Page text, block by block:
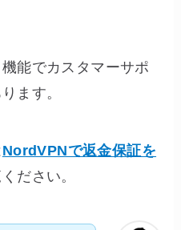
能でカスタマーサポ
ます。
NordVPNで返金保証を
ださい。